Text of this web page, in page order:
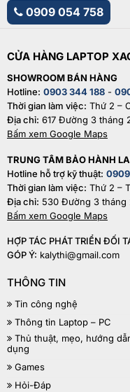
0909 054 758
CỬA HÀNG LAPTOP
SHOWROOM BÁN HÀNG
Hotline: 0903 344 188 -
Thời gian làm việc: Thứ 2 –
Địa chỉ: 617 Đường 3 tháng
Bấm xem Google Maps
TRUNG TÂM BẢO HÀNH
Hotline hỗ trợ kỹ thuật:
Thời gian làm việc: Thứ 2 –
Địa chỉ: 530 Đường 3 tháng
Bấm xem Google Maps
HỢP TÁC PHÁT TRIỂN ĐỐI
GÓP Ý: kalythi@gmail.com
THÔNG TIN
Tin công nghệ
Thông tin Laptop – PC
Thủ thuật, mẹo, hướng
dụng
Games
Hỏi-Đáp